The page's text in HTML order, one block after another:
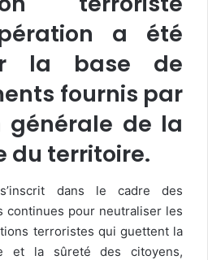
a été
la base de
fournis par
générale de la
du territoire.
dans le cadre des
continues pour neutraliser les
terroristes qui guettent la
et la sûreté des citoyens,